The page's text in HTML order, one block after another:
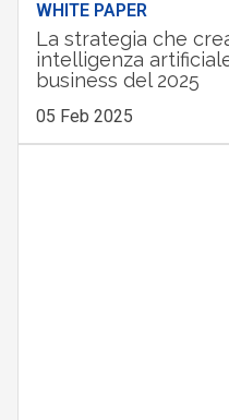
WHITE PAPER
La strategia che
intelligenza
business del 2025
05 Feb 2025